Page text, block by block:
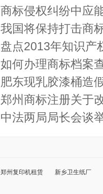
商标侵权纠纷中应
我国将保持打击商
盘点2013年知识产
如何办理商标档案
肥东现乳胶漆桶造
郑州商标注册关于
中法两局局长会谈
郑州复印机租赁 新乡卫生纸厂